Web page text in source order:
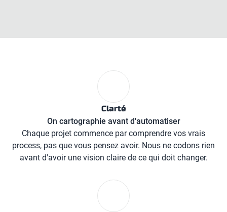
Clarté
On cartographie avant d'automatiser
Chaque projet commence par comprendre vos vrais
process, pas que vous pensez avoir. Nous ne codons rien
avant d'avoir une vision claire de ce qui doit changer.